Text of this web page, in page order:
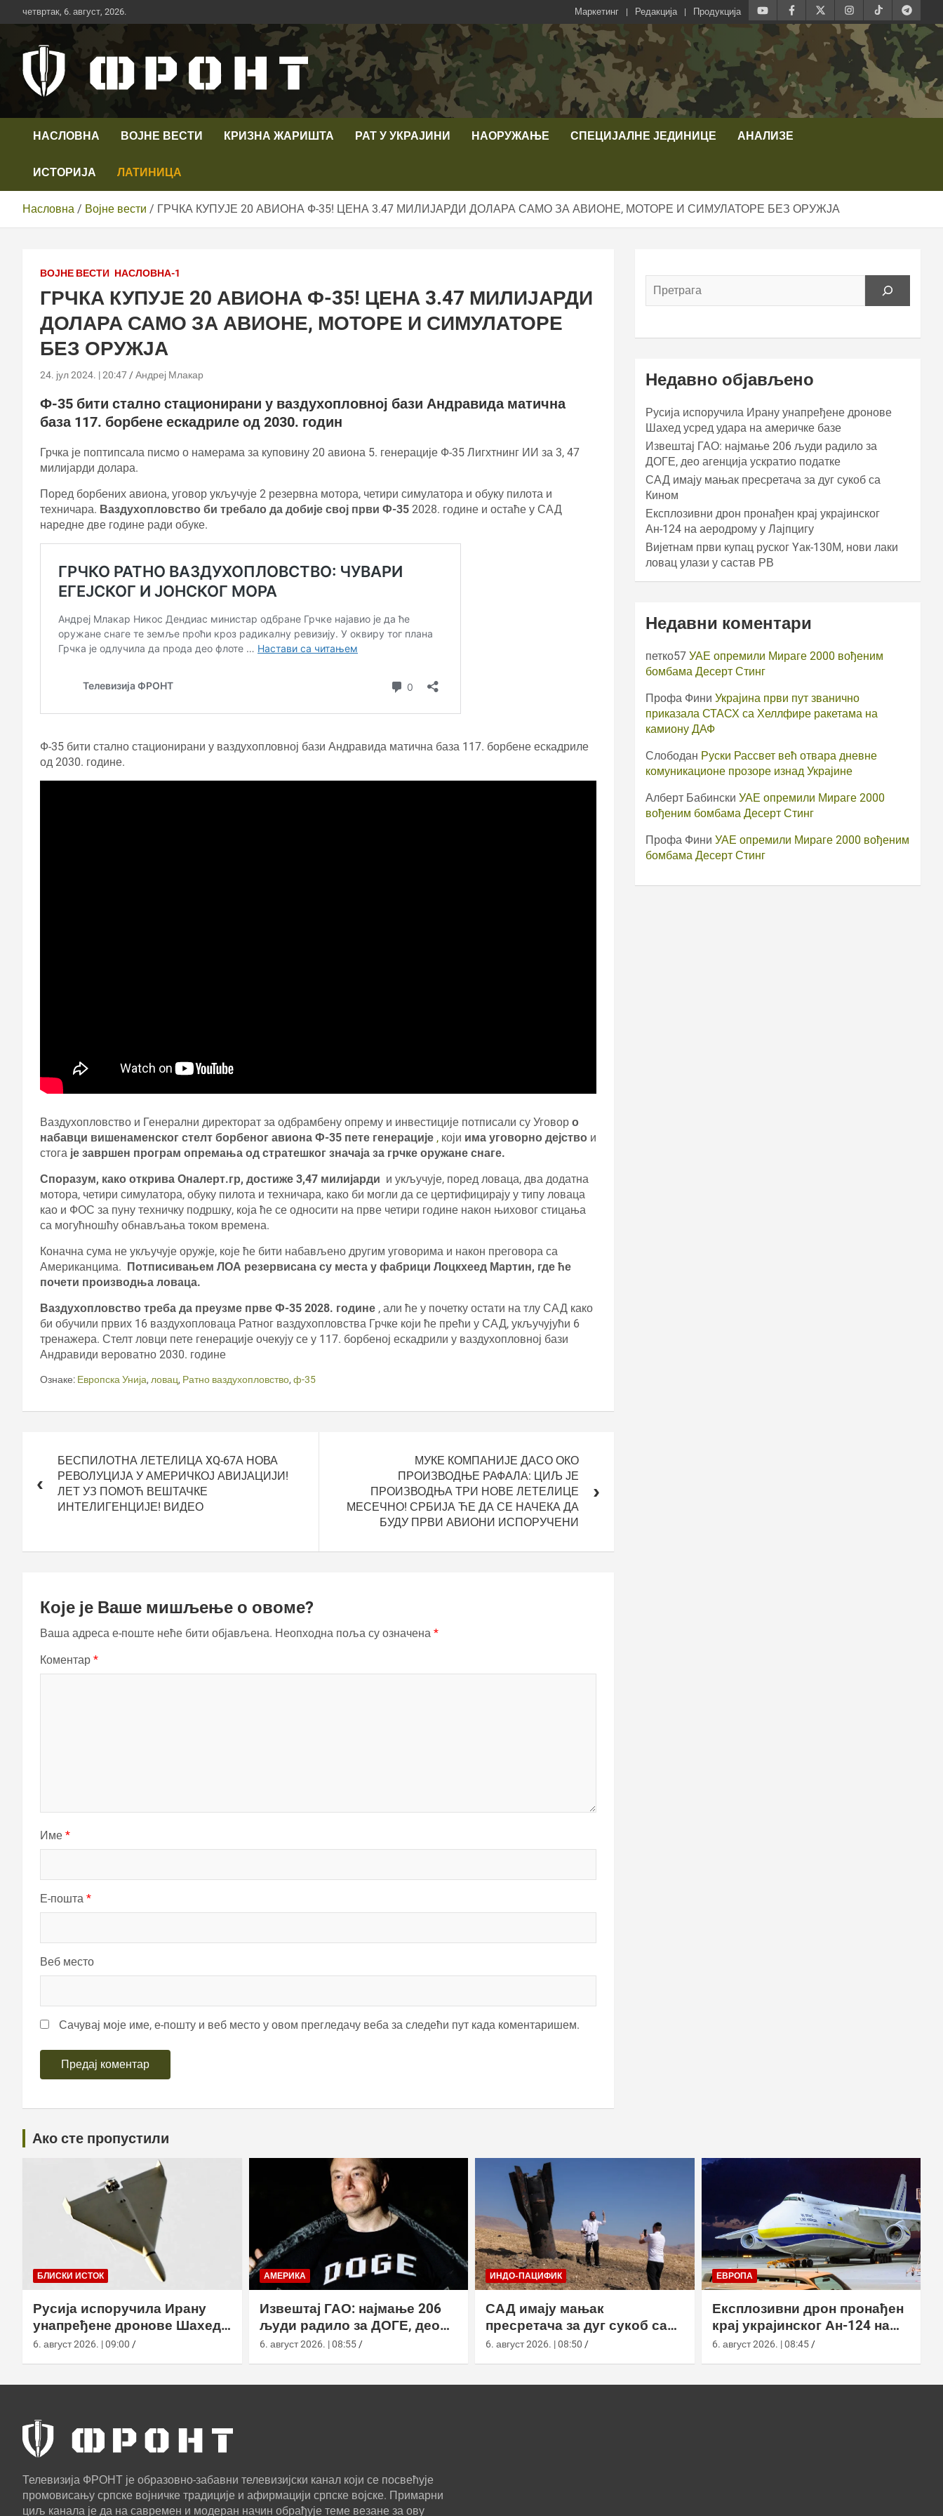
Скип
то
четвртак, 6. август, 2026. Маркетинг Редакција Продукција
Телевизија ФРОНТ
НАСЛОВНА ВОЈНЕ ВЕСТИ КРИЗНА ЖАРИШТА РАТ У УКРАЈИНИ НАОРУЖАЊЕ СПЕЦИЈАЛНЕ ЈЕДИНИЦЕ АНАЛИЗЕ
ИСТОРИЈА ЛАТИНИЦА
Насловна Војне вести ГРЧКА КУПУЈЕ 20 АВИОНА Ф-35! ЦЕНА 3.47 МИЛИЈАРДИ ДОЛАРА САМО ЗА АВИОНЕ, МОТОРЕ И СИМУЛАТОРЕ БЕЗ ОРУЖЈА
ВОЈНЕ ВЕСТИ НАСЛОВНА-1
ГРЧКА КУПУЈЕ 20 АВИОНА Ф-35! ЦЕНА 3.47 МИЛИЈАРДИ
ДОЛАРА САМО ЗА АВИОНЕ, МОТОРЕ И СИМУЛАТОРЕ
БЕЗ ОРУЖЈА
24. јул 2024. | 20:47 Андреј Млакар
Ф-35 бити стално стационирани у ваздухопловној бази Андравида матична
база 117. борбене ескадриле од 2030. годин
Грчка је поптипсала писмо о намерама за куповину 20 авиона 5. генерације Ф-35 Лигхтнинг ИИ за 3, 47
милијарди долара.
Поред борбених авиона, уговор укључује 2 резервна мотора, четири симулатора и обуку пилота и
техничара. Ваздухопловство би требало да добије свој први Ф-35 2028. године и остаће у САД
наредне две године ради обуке.
Ф-35 бити стално стационирани у ваздухопловној бази Андравида матична база 117. борбене ескадриле
од 2030. године.
Ваздухопловство и Генерални директорат за одбрамбену опрему и инвестиције потписали су Уговор о
набавци вишенаменског стелт борбеног авиона Ф-35 пете генерације , који има уговорно дејство и
стога је завршен програм опремања од стратешког значаја за грчке оружане снаге.
Споразум, како открива Оналерт.гр, достиже 3,47 милијарди и укључује, поред ловаца, два додатна
мотора, четири симулатора, обуку пилота и техничара, како би могли да се цертифицирају у типу ловаца
као и ФОС за пуну техничку подршку, која ће се односити на прве четири године након њиховог стицања
са могућношћу обнављања током времена.
Коначна сума не укључује оружје, које ће бити набављено другим уговорима и након преговора са
Американцима.
Потписивањем ЛОА резервисана су места у фабрици Лоцкхеед Мартин, где ће
почети производња ловаца.
Ваздухопловство треба да преузме прве Ф-35 2028. године , али ће у почетку остати на тлу САД како
би обучили првих 16 ваздухопловаца Ратног ваздухопловства Грчке који ће прећи у САД, укључујући 6
тренажера. Стелт ловци пете генерације очекују се у 117. борбеној ескадрили у ваздухопловној бази
Андравиди вероватно 2030. године
Ознаке: Европска Унија, ловац, Ратно ваздухопловство, ф-35
чланкаБЕСПИЛОТНА ЛЕТЕЛИЦА XQ-67А НОВА
РЕВОЛУЦИЈА У АМЕРИЧКОЈ АВИЈАЦИЈИ!
ЛЕТ УЗ ПОМОЋ ВЕШТАЧКЕ
ИНТЕЛИГЕНЦИЈЕ! ВИДЕО
МУКЕ КОМПАНИЈЕ ДАСО ОКО
ПРОИЗВОДЊЕ РАФАЛА: ЦИЉ ЈЕ
ПРОИЗВОДЊА ТРИ НОВЕ ЛЕТЕЛИЦЕ
МЕСЕЧНО! СРБИЈА ЋЕ ДА СЕ НАЧЕКА ДА
БУДУ ПРВИ АВИОНИ ИСПОРУЧЕНИ
Које је Ваше мишљење о овоме?
Ваша адреса е-поште неће бити објављена. Неопходна поља су означена *
Коментар *
Име *
Е-пошта *
Веб место
Сачувај моје име, е-пошту и веб место у овом прегледачу веба за следећи пут када коментаришем.
Недавно објављено
Русија испоручила Ирану унапређене дронове
Шахед усред удара на америчке базе
Извештај ГАО: најмање 206 људи радило за
ДОГЕ, део агенција ускратио податке
САД имају мањак пресретача за дуг сукоб са
Кином
Експлозивни дрон пронађен крај украјинског
Ан-124 на аеродрому у Лајпцигу
Вијетнам први купац руског Yак-130М, нови лаки
ловац улази у састав РВ
Недавни коментари
петко57 УАЕ опремили Мираге 2000 вођеним
бомбама Десерт Стинг
Профа Фини Украјина први пут званично
приказала СТАСХ са Хеллфире ракетама на
камиону ДАФ
Слободан Руски Рассвет већ отвара дневне
комуникационе прозоре изнад Украјине
Алберт Бабински УАЕ опремили Мираге 2000
вођеним бомбама Десерт Стинг
Профа Фини УАЕ опремили Мираге 2000 вођеним
бомбама Десерт Стинг
Ако сте пропустили
БЛИСКИ ИСТОК
Русија испоручила Ирану
унапређене дронове Шахед
усред удара на америчке
6. август 2026. | 09:00
АМЕРИКА
Извештај ГАО: најмање 206
људи радило за ДОГЕ, део
агенција ускратио податке
6. август 2026. | 08:55
ИНДО-ПАЦИФИК
САД имају мањак
пресретача за дуг сукоб са
Кином
6. август 2026. | 08:50
ЕВРОПА
Експлозивни дрон пронађен
крај украјинског Ан-124 на
аеродрому у Лајпцигу
6. август 2026. | 08:45
Телевизија ФРОНТ је образовно-забавни телевизијски канал који се посвећује
промовисању српске војничке традиције и афирмацији српске војске. Примарни
циљ канала је да на савремен и модеран начин обрађује теме везане за ову